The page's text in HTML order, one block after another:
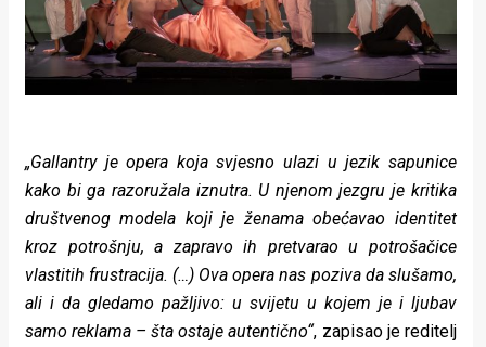
„Gallantry je opera koja svjesno ulazi u jezik sapunice
kako bi ga razoružala iznutra. U njenom jezgru je kritika
društvenog modela koji je ženama obećavao identitet
kroz potrošnju, a zapravo ih pretvarao u potrošačice
vlastitih frustracija. (…) Ova opera nas poziva da slušamo,
ali i da gledamo pažljivo: u svijetu u kojem je i ljubav
samo reklama – šta ostaje autentično“, zapisao je reditelj